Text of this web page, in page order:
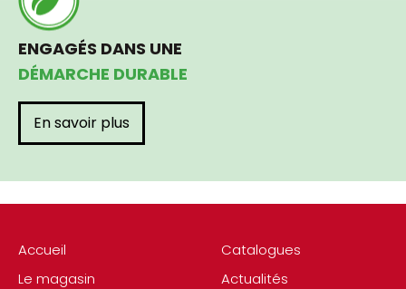
Accueil
Le magasin
Catalogues
Actualités
ENGAGÉS DANS UNE
DÉMARCHE DURABLE
En savoir plus